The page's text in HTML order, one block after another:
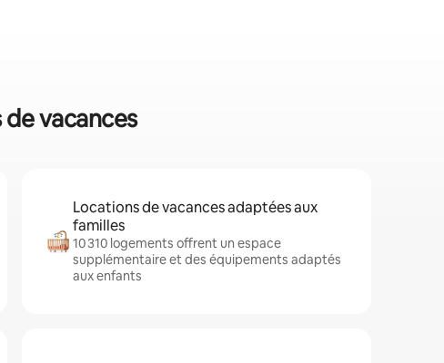
vacances
Locations de vacances adaptées aux
familles
10 310 logements offrent un espace
supplémentaire et des équipements adaptés
aux enfants